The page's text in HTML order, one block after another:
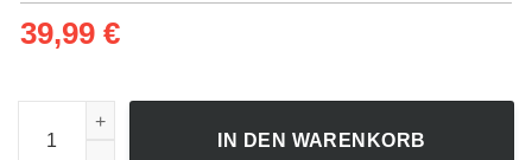
39,99 €
Frischer Roter Apfel - Leinwandbild Menge
IN DEN WARENKORB